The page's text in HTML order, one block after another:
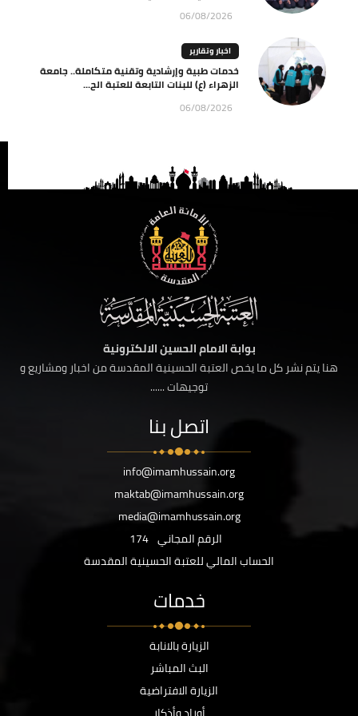
06/08/2026
اخبار وتقارير
خدمات طبية وإرشادية وتقنية متكاملة.. جامعة
الزهراء (ع) للبنات التابعة للعتبة الح...
06/08/2026
بوابة الامام الحسين الالكترونية
هنا يتم نشر كل ما يخص العتبة الحسينية المقدسة من اخبار ومشاريع و
توجيهات ......
اتصل بنا
info@imamhussain.org
maktab@imamhussain.org
media@imamhussain.org
الرقم المجاني 174
الحساب المالي للعتبة الحسينية المقدسة
خدمات
الزيارة بالانابة
البث المباشر
الزيارة الافتراضية